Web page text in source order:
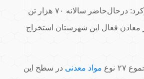
درحال‌حاضر سالانه ۷۰ هزار تن
معادن فعال این شهرستان استخراج
۲۷ نوع مواد معدنی در سطح این